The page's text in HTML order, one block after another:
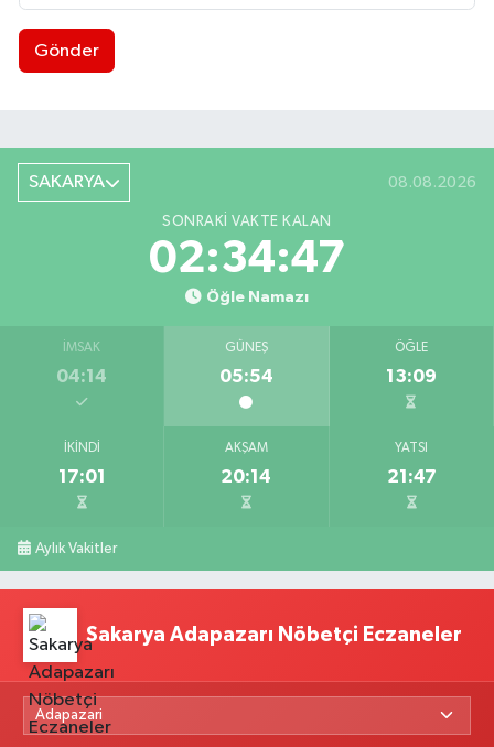
Gönder
SAKARYA 08.08.2026
SONRAKI VAKTE KALAN
02:34:46
Öğle Namazı
İMSAK
04:14
GÜNEŞ
05:54
ÖĞLE
13:09
İKINDI
17:01
AKŞAM
20:14
YATSI
21:47
Aylık Vakitler
Sakarya Adapazarı Nöbetçi Eczaneler